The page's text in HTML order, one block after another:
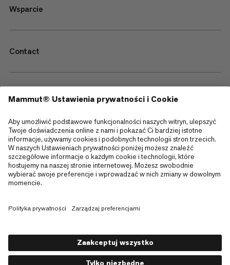
Wsparcie
Contact
—
Sitemap
Cookies
Informacja prawna
Polityka Prywatności Danych